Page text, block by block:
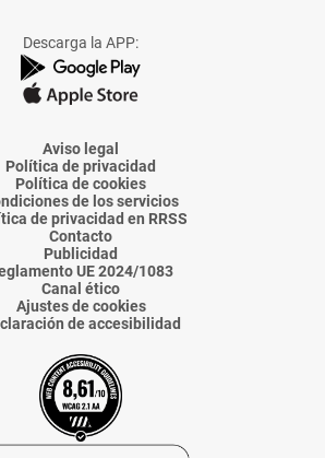
de
La
Voz
Almería
de
La
Voz
Almería
de
La
Voz
Almería
de
La
Voz
Almería
de
La
Voz
Descarga la APP:
Aviso legal
Política de privacidad
Política de cookies
de los servicios
de privacidad en RRSS
Contacto
Publicidad
UE 2024/1083
Canal ético
Ajustes de cookies
de accesibilidad